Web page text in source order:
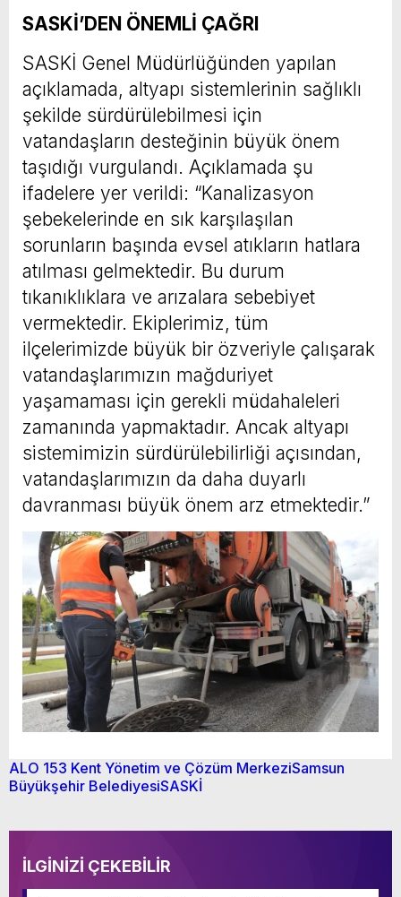
SASKİ’DEN ÖNEMLİ ÇAĞRI
SASKİ Genel Müdürlüğünden yapılan
açıklamada, altyapı sistemlerinin sağlıklı
şekilde sürdürülebilmesi için
vatandaşların desteğinin büyük önem
taşıdığı vurgulandı. Açıklamada şu
ifadelere yer verildi: “Kanalizasyon
şebekelerinde en sık karşılaşılan
sorunların başında evsel atıkların hatlara
atılması gelmektedir. Bu durum
tıkanıklıklara ve arızalara sebebiyet
vermektedir. Ekiplerimiz, tüm
ilçelerimizde büyük bir özveriyle çalışarak
vatandaşlarımızın mağduriyet
yaşamaması için gerekli müdahaleleri
zamanında yapmaktadır. Ancak altyapı
sistemimizin sürdürülebilirliği açısından,
vatandaşlarımızın da daha duyarlı
davranması büyük önem arz etmektedir.”
ALO 153 Kent Yönetim ve Çözüm MerkeziSamsun
Büyükşehir BelediyesiSASKİ
İLGİNİZİ ÇEKEBİLİR